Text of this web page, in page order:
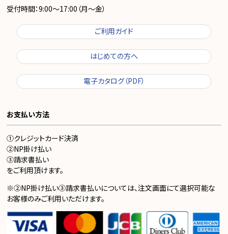
受付時間：9:00～17:00（月～金）
ご利用ガイド
はじめての方へ
電子カタログ（PDF）
お支払い方法
①クレジットカード決済
②NP掛け払い
③請求書払い
をご利用頂けます。
※②NP掛け払い③請求書払いについては、注文画面にて選択可能な
お客様のみご利用いただけます。